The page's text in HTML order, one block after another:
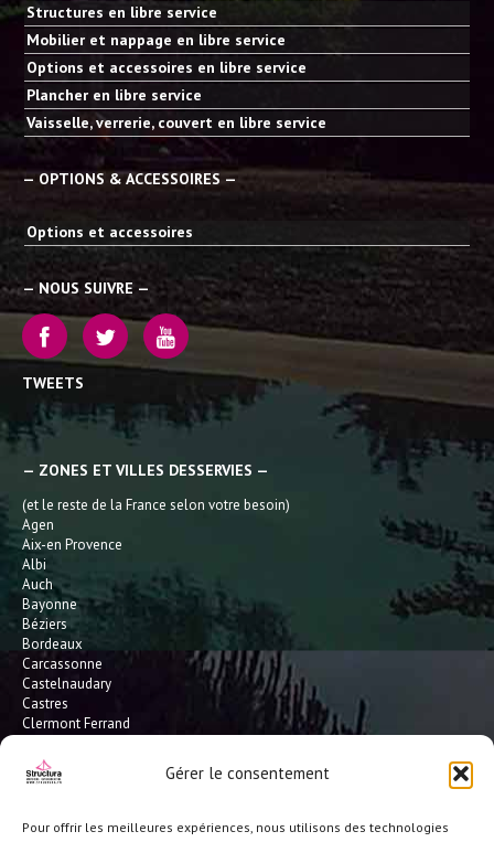
Gérer le consentement
Pour offrir les meilleures expériences, nous utilisons des technologies
Structures en libre service
Mobilier et nappage en libre service
Options et accessoires en libre service
Plancher en libre service
Vaisselle, verrerie, couvert en libre service
— OPTIONS & ACCESSOIRES —
Options et accessoires
— NOUS SUIVRE —
TWEETS
— ZONES ET VILLES DESSERVIES —
(et le reste de la France selon votre besoin)
Agen
Aix-en Provence
Albi
Auch
Bayonne
Béziers
Bordeaux
Carcassonne
Castelnaudary
Castres
Clermont Ferrand
Gaillac
Hossegor
Limoges